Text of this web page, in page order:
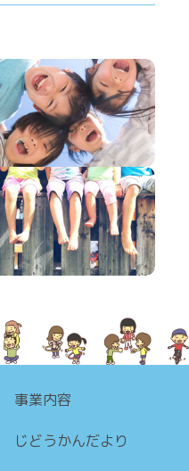
事業内容
じどうかんだより